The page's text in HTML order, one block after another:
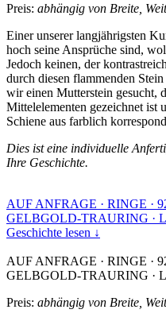
Preis: abhängig von Breite,
Einer unserer langjährigsten
hoch seine Ansprüche sind,
Jedoch keinen, der
durch diesen flammenden
wir einen Mutterstein gesucht,
Mittelelementen gezeichnet ist
Schiene aus farblich
Dies ist eine individuelle
Ihre Geschichte.
AUF ANFRAGE · RINGE ·
GELBGOLD-TRAURING ·
Geschichte lesen ↓
AUF ANFRAGE · RINGE ·
GELBGOLD-TRAURING ·
Preis: abhängig von Breite,